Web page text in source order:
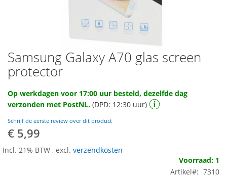
Ga
naar
het
van
de
gallerij
Samsung Galaxy A70 glas screen
protector
Op werkdagen voor 17:00 uur besteld, dezelfde dag
verzonden met PostNL. (DPD: 12:30 uur)
Schrijf de eerste review over dit product
€ 5,99
Incl. 21% BTW , excl. verzendkosten
Voorraad: 1
Artikel
7310